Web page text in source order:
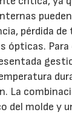
pérdida de
ópticas. Para
La
del molde y